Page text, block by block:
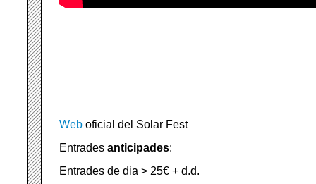
Web oficial del Solar Fest
Entrades anticipades:
Entrades de dia > 25€ + d.d.